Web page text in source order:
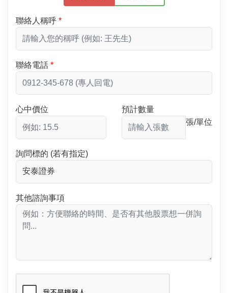
聯絡人稱呼
聯絡電話
心中價位
預計數量
張/單位
詢問標的 (若有指定)
其他諮詢事項